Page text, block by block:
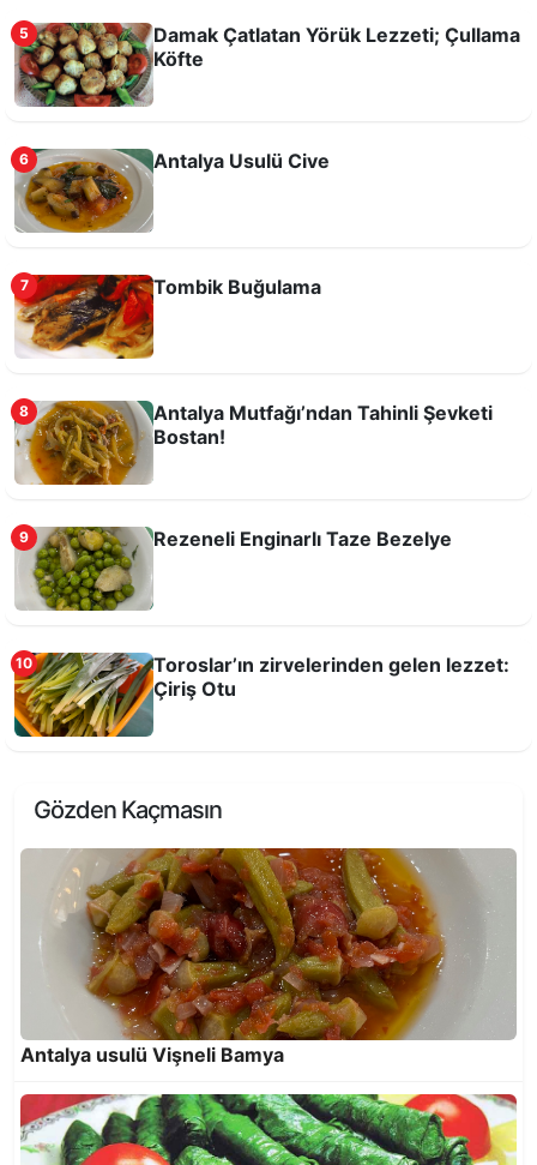
Girit Köftesi (Çöftezes)
Manavgat usulü Kabak Çiçekli Bulgur Pilavı
Bir Antalya Lezzeti; Ovalamaç
Rezeneli Enginarlı Taze Bezelye
5
Damak Çatlatan Yörük Lezzeti; Çullama
Köfte
6 Antalya Usulü Cive
7 Tombik Buğulama
8
Antalya Mutfağı’ndan Tahinli Şevketi
Bostan!
9 Rezeneli Enginarlı Taze Bezelye
10
Toroslar’ın zirvelerinden gelen lezzet:
Çiriş Otu
Gözden Kaçmasın
Antalya usulü Vişneli Bamya